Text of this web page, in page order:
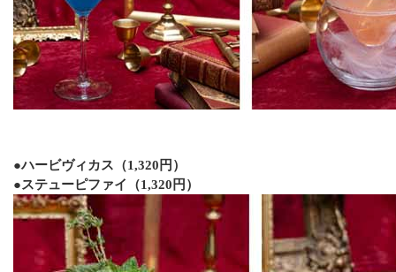
●ハービヴィカス（1,320円）
●ステューピファイ（1,320円）